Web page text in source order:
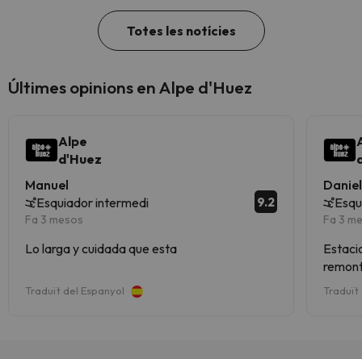
Totes les notícies
Últimes opinions en Alpe d'Huez
Alpe
d'Huez
Manuel
Esquiador intermedi
Fa 3 mesos
9.2
Lo larga y cuidada que esta
Traduït del Espanyol
Daniel
Fa 3
Traduït